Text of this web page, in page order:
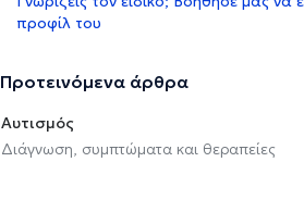
προφίλ του
Προτεινόμενα άρθρα
Αυτισμός
Διάγνωση, συμπτώματα και θεραπείες